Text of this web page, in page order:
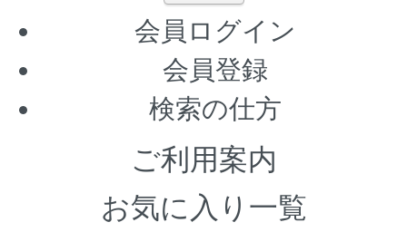
会員ログイン
会員登録
検索の仕方
ご利用案内
お気に入り一覧